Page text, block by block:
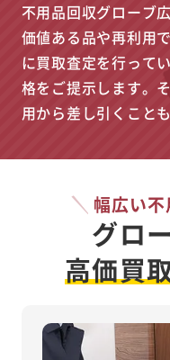
不用品回収グローブ
価値ある品や再利用
に買取査定を行って
格をご提示します。
用から差し引くこと
幅広い
グロ
高価買